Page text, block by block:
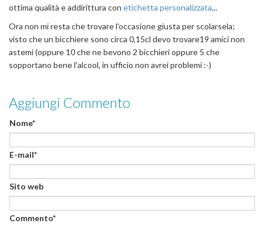
ottima qualità e addirittura con etichetta personalizzata...
Ora non mi resta che trovare l'occasione giusta per scolarsela;
visto che un bicchiere sono circa 0,15cl devo trovare19 amici non
astemi (oppure 10 che ne bevono 2 bicchieri oppure 5 che
sopportano bene l'alcool, in ufficio non avrei problemi :-)
Aggiungi Commento
Nome*
E-mail*
Sito web
Commento*